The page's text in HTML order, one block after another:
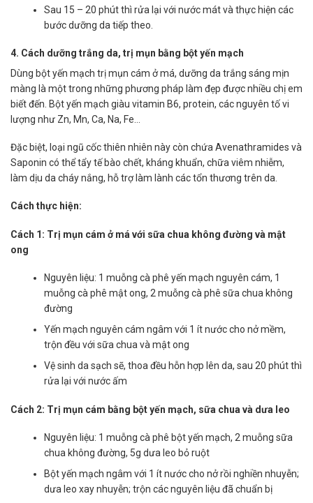
Sau 15 – 20 phút thì rửa lại với nước mát và thực hiện các
bước dưỡng da tiếp theo.
4. Cách dưỡng trắng da, trị mụn bằng bột yến mạch
Dùng bột yến mạch trị mụn cám ở má, dưỡng da trắng sáng mịn
màng là một trong những phương pháp làm đẹp được nhiều chị em
biết đến. Bột yến mạch giàu vitamin B6, protein, các nguyên tố vi
lượng như Zn, Mn, Ca, Na, Fe…
Đặc biệt, loại ngũ cốc thiên nhiên này còn chứa Avenathramides và
Saponin có thể tẩy tế bào chết, kháng khuẩn, chữa viêm nhiễm,
làm dịu da cháy nắng, hỗ trợ làm lành các tổn thương trên da.
Cách thực hiện:
Cách 1: Trị mụn cám ở má với sữa chua không đường và mật
ong
Nguyên liệu: 1 muỗng cà phê yến mạch nguyên cám, 1
muỗng cà phê mật ong, 2 muỗng cà phê sữa chua không
đường
Yến mạch nguyên cám ngâm với 1 ít nước cho nở mềm,
trộn đều với sữa chua và mật ong
Vệ sinh da sạch sẽ, thoa đều hỗn hợp lên da, sau 20 phút thì
rửa lại với nước ấm
Cách 2: Trị mụn cám bằng bột yến mạch, sữa chua và dưa leo
Nguyên liệu: 1 muỗng cà phê bột yến mạch, 2 muỗng sữa
chua không đường, 5g dưa leo bỏ ruột
Bột yến mạch ngâm với 1 ít nước cho nở rồi nghiền nhuyễn;
dưa leo xay nhuyễn; trộn các nguyên liệu đã chuẩn bị